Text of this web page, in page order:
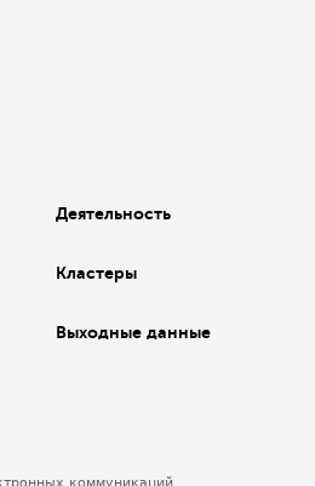
Деятельность
Кластеры
Выходные данные